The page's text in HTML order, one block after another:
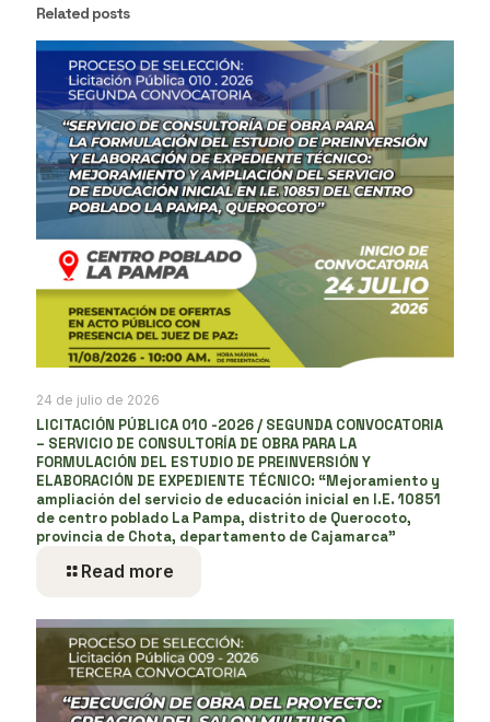
Related posts
24 de julio de 2026
LICITACIÓN PÚBLICA 010 -2026 / SEGUNDA CONVOCATORIA
– SERVICIO DE CONSULTORÍA DE OBRA PARA LA
FORMULACIÓN DEL ESTUDIO DE PREINVERSIÓN Y
ELABORACIÓN DE EXPEDIENTE TÉCNICO: “Mejoramiento y
ampliación del servicio de educación inicial en I.E. 10851
de centro poblado La Pampa, distrito de Querocoto,
provincia de Chota, departamento de Cajamarca”
Read more